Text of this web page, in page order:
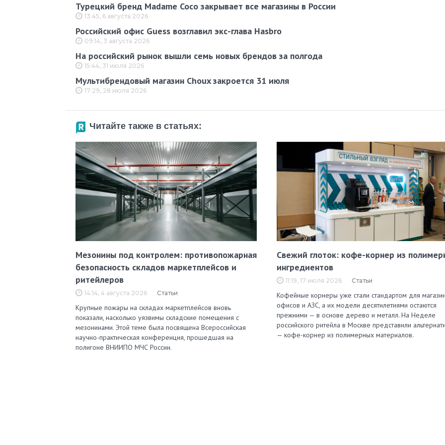
Турецкий бренд Madame Coco закрывает все магазины в России
13:45, 6 августа 2026
Российский офис Guess возглавил экс-глава Hasbro
09:14, 3 августа 2026
На российский рынок вышли семь новых брендов за полгода
15:44, 31 июля 2026
Мультибрендовый магазин Choux закроется 31 июля
17:29, 28 июля 2026
Читайте также в статьях:
Мезонины под контролем: противопожарная
безопасность складов маркетплейсов и
ритейлеров
14:14, 4 августа 2026 Статьи
Крупные пожары на складах маркетплейсов вновь
показали, насколько уязвимы складские помещения с
мезонинами. Этой теме была посвящена Всероссийская
научно-практическая конференция, прошедшая на
полигоне ВНИИПО МЧС России.
Свежий глоток: кофе-корнер из
ингредиентов
11:19, 17 июля 2026 Статьи
Кофейные корнеры уже стали стандартом для
офисов и АЗС, а их модели десятилетиями остаются
прежними — в основе дерево и металл. На Неделе
российского ритейла в Москве представили
— кофе-корнер из полимерных материалов.